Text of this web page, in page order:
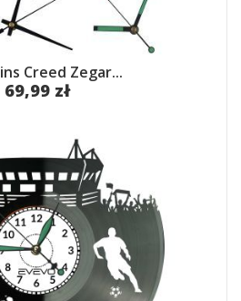
Creed Zegar...
69,99 zł